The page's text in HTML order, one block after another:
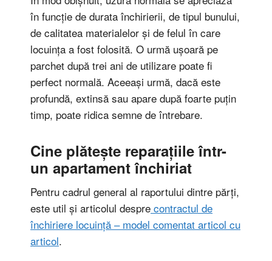
în funcție de durata închirierii, de tipul bunului,
de calitatea materialelor și de felul în care
locuința a fost folosită. O urmă ușoară pe
parchet după trei ani de utilizare poate fi
perfect normală. Aceeași urmă, dacă este
profundă, extinsă sau apare după foarte puțin
timp, poate ridica semne de întrebare.
Cine plătește reparațiile într-
un apartament închiriat
Pentru cadrul general al raportului dintre părți,
este util și articolul despre contractul de
închiriere locuință – model comentat articol cu
articol.